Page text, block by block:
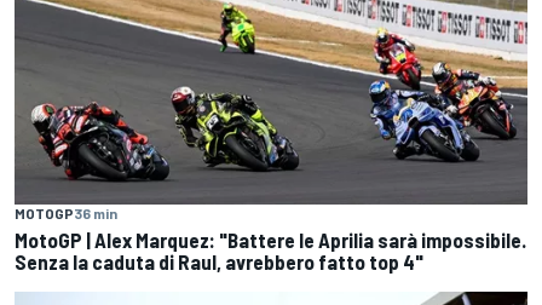
MOTOGP36 min
MotoGP | Alex Marquez: "Battere le Aprilia sarà impossibile.
Senza la caduta di Raul, avrebbero fatto top 4"